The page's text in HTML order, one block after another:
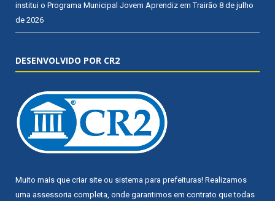
institui o Programa Municipal Jovem Aprendiz em Trairão 8 de julho
de 2026
DESENVOLVIDO POR CR2
Muito mais que criar site ou sistema para prefeituras! Realizamos
uma assessoria completa, onde garantimos em contrato que todas